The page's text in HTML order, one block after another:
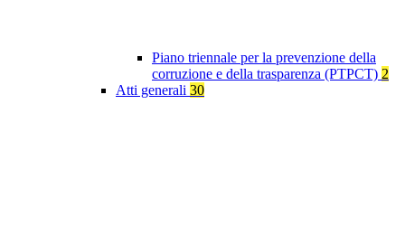
Piano triennale per la prevenzione della
corruzione e della trasparenza (PTPCT) 2
Atti generali 30